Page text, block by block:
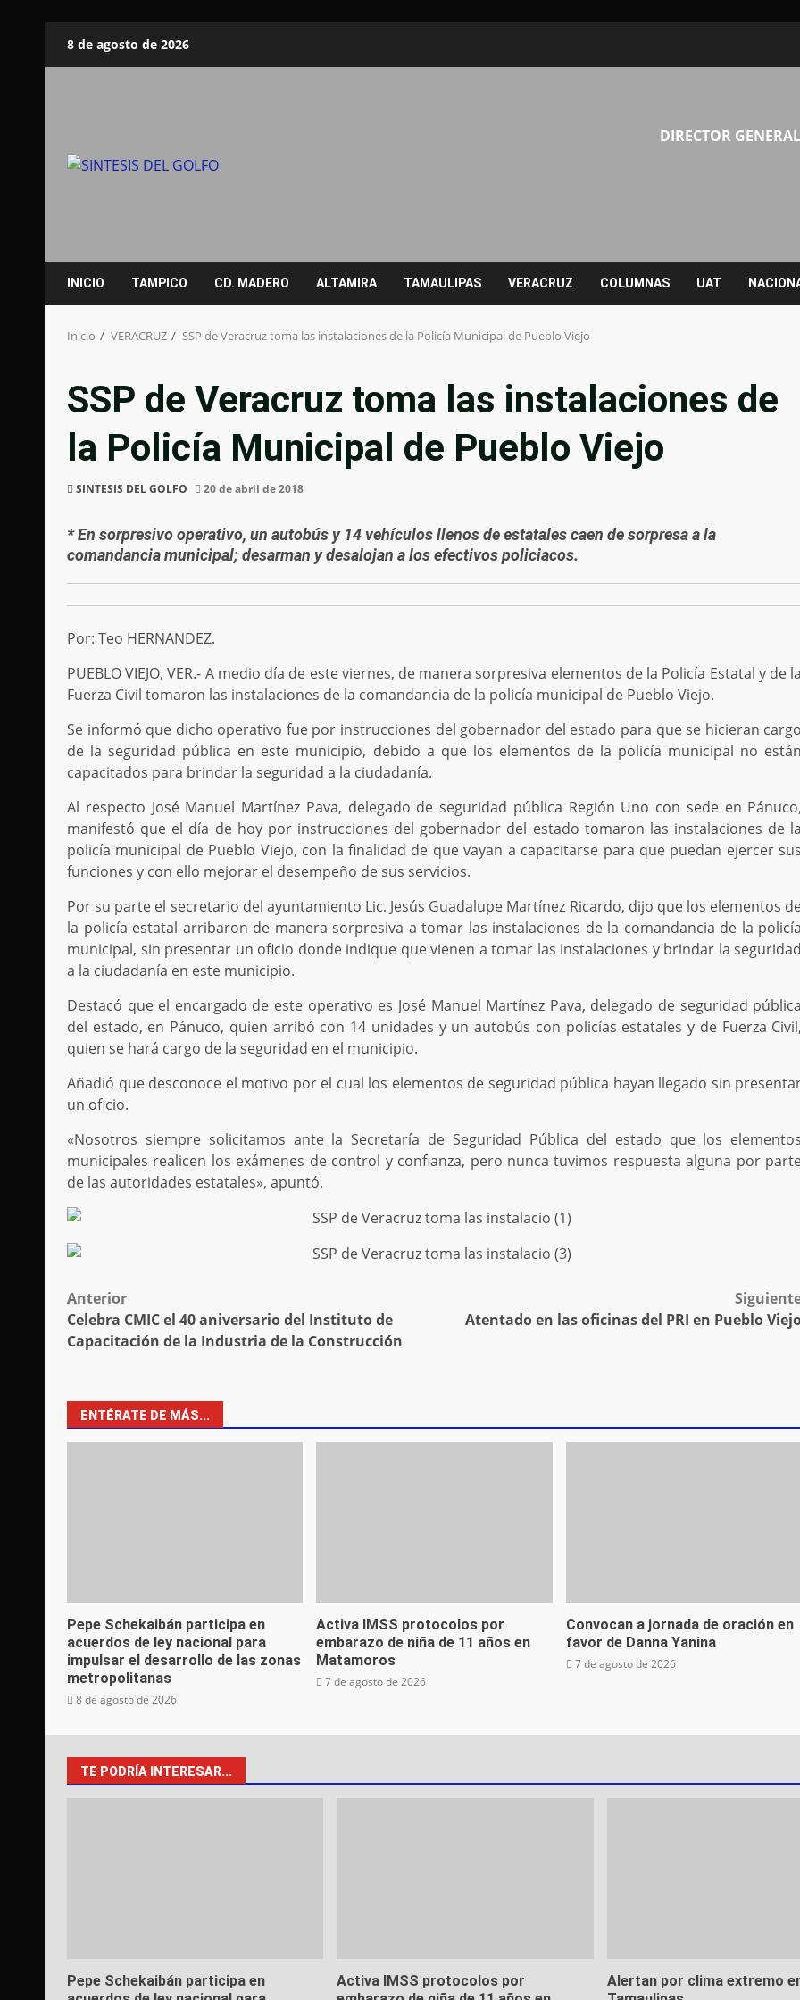
8 de agosto de 2026
DIRECTOR
INICIO TAMPICO CD. MADERO ALTAMIRA TAMAULIPAS VERACRUZ COLUMNAS UAT
Inicio VERACRUZ SSP de Veracruz toma las instalaciones de la Policía Municipal de Pueblo Viejo
SSP de Veracruz toma las instalaciones de
la Policía Municipal de Pueblo Viejo
SINTESIS DEL GOLFO 20 de abril de 2018
* En sorpresivo operativo, un autobús y 14 vehículos llenos de estatales caen de sorpresa a la
comandancia municipal; desarman y desalojan a los efectivos policiacos.
Por: Teo HERNANDEZ.
PUEBLO VIEJO, VER.- A medio día de este viernes, de manera sorpresiva elementos de la Policía Estatal y de la
Fuerza Civil tomaron las instalaciones de la comandancia de la policía municipal de Pueblo Viejo.
Se informó que dicho operativo fue por instrucciones del gobernador del estado para que se hicieran cargo
de la seguridad pública en este municipio, debido a que los elementos de la policía municipal no están
capacitados para brindar la seguridad a la ciudadanía.
Al respecto José Manuel Martínez Pava, delegado de seguridad pública Región Uno con sede en Pánuco,
manifestó que el día de hoy por instrucciones del gobernador del estado tomaron las instalaciones de la
policía municipal de Pueblo Viejo, con la finalidad de que vayan a capacitarse para que puedan ejercer sus
funciones y con ello mejorar el desempeño de sus servicios.
Por su parte el secretario del ayuntamiento Lic. Jesús Guadalupe Martínez Ricardo, dijo que los elementos
la policía estatal arribaron de manera sorpresiva a tomar las instalaciones de la comandancia de la policía
municipal, sin presentar un oficio donde indique que vienen a tomar las instalaciones y brindar la seguridad
a la ciudadanía en este municipio.
Destacó que el encargado de este operativo es José Manuel Martínez Pava, delegado de seguridad pública
del estado, en Pánuco, quien arribó con 14 unidades y un autobús con policías estatales y de Fuerza Civil,
quien se hará cargo de la seguridad en el municipio.
Añadió que desconoce el motivo por el cual los elementos de seguridad pública hayan llegado sin
un oficio.
«Nosotros siempre solicitamos ante la Secretaría de Seguridad Pública del estado que los elementos
municipales realicen los exámenes de control y confianza, pero nunca tuvimos respuesta alguna por
de las autoridades estatales», apuntó.
Post
navigation
Anterior
Celebra CMIC el 40 aniversario del Instituto de
Capacitación de la Industria de la Construcción
Atentado en las oficinas del PRI en Pueblo
ENTÉRATE DE MÁS...
Pepe Schekaibán participa en
acuerdos de ley nacional para
impulsar el desarrollo de las zonas
metropolitanas
8 de agosto de 2026
Activa IMSS protocolos por
embarazo de niña de 11 años en
Matamoros
7 de agosto de 2026
Convocan a jornada de oración en
favor de Danna Yanina
7 de agosto de 2026
TE PODRÍA INTERESAR...
Pepe Schekaibán participa en
Activa IMSS protocolos por
Alertan por clima extremo